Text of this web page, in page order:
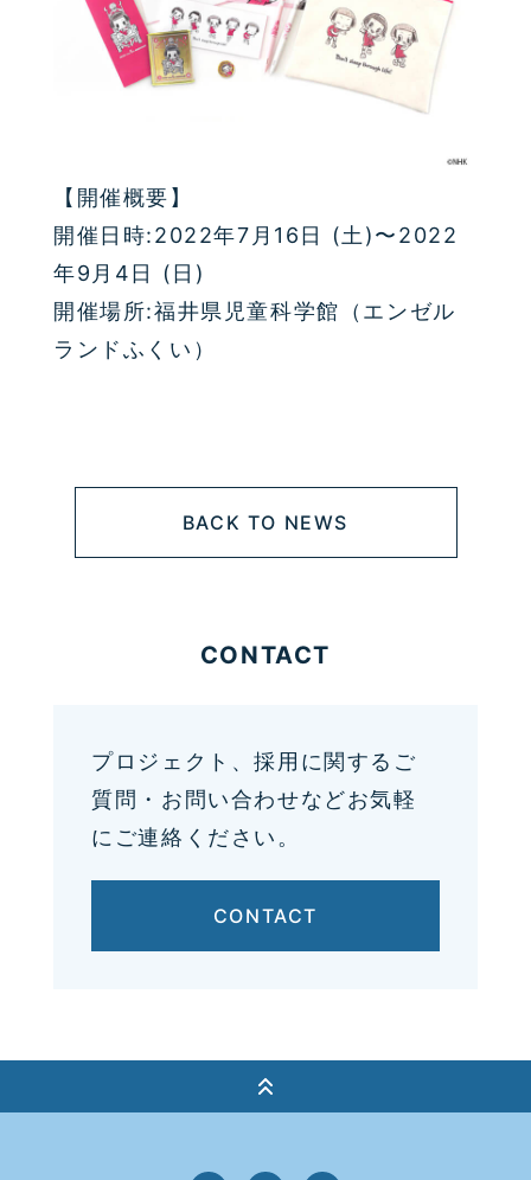
【開催概要】
開催日時:2022年7月16日 (土)〜2022
年9月4日 (日)
開催場所:福井県児童科学館（エンゼル
ランドふくい）
BACK TO NEWS
CONTACT
プロジェクト、採用に関するご
質問・お問い合わせなどお気軽
にご連絡ください。
CONTACT